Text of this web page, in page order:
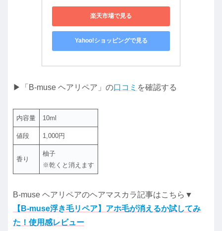
楽天市場で見る
Yahoo!ショッピングで見る
▶「B-muse ヘアリペア」の口コミ を確認する
内容量 10ml
値段 1,000円
香り
柚子
※乾くと消えます
B-muse ヘアリペアのヘアマスカラ記事はこちら▼
【B-muse浮き毛リペア】アホ毛が消えるか試してみ
た！使用感レビュー